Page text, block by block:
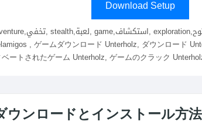
Download Setup
, ゲームダウンロード Unterholz, ダウンロード
ートされたゲーム Unterholz, ゲームのクラック
ンロードとインストール方法